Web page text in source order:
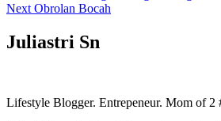
pos
post:
Next Next
Obrolan Bocah
Juliastri Sn
Lifestyle Blogger. Entrepeneur. Mom of 2